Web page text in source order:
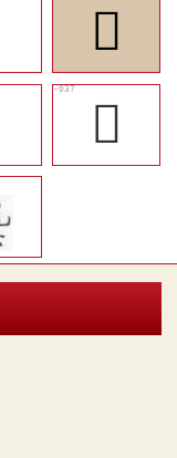
󷄉
󷄖